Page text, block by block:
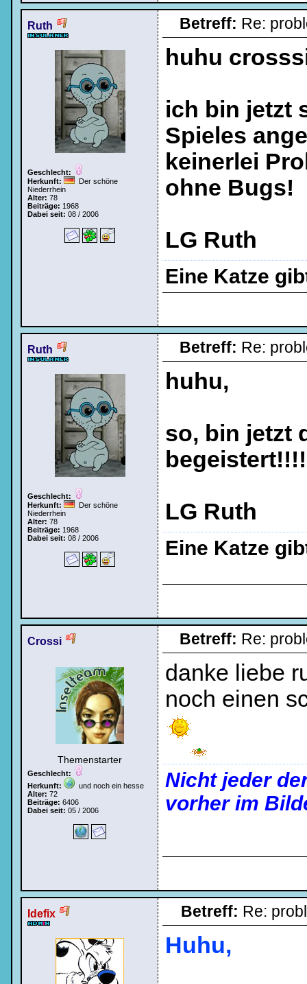
Bei jedem Besuch
automatisch einloggen.
Ich habe mein Passwort
vergessen |Registrieren
Ruth
Geschlecht:
Herkunft:
Der schöne
Niederrhein
Alter: 78
Beiträge: 1968
Dabei seit: 08 / 2006
Betreff: Re:
huhu
ich bin jetzt
Spieles
keinerlei
ohne Bugs!
LG Ruth
Eine Katze
Ruth
Geschlecht:
Herkunft:
Der schöne
Niederrhein
Alter: 78
Beiträge: 1968
Dabei seit: 08 / 2006
Betreff: Re:
huhu,
so, bin jetzt
begeistert!!!!
LG Ruth
Eine Katze
Crossi
Themenstarter
Geschlecht:
Herkunft:
und noch ein hesse
Alter: 72
Beiträge: 6406
Dabei seit: 05 / 2006
Betreff: Re:
danke liebe
noch einen
Nicht jeder
vorher im
Idefix Betreff: Re:
Huhu,